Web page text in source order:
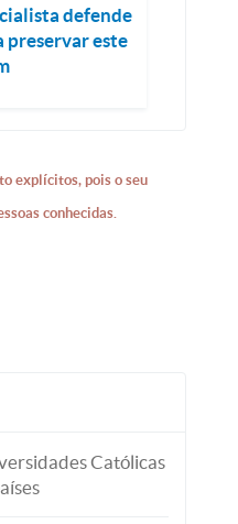
defende
preservar este
explícitos, pois o seu
conhecidas.
Católicas